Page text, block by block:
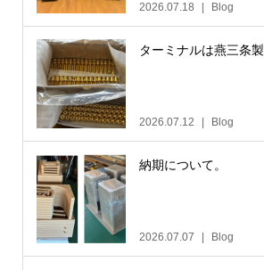
2026.07.18 Blog
ターミナルは燕三条製
2026.07.12 Blog
納期について。
2026.07.07 Blog